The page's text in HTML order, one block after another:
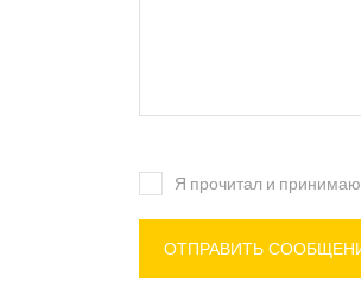
Я прочитал и принимаю